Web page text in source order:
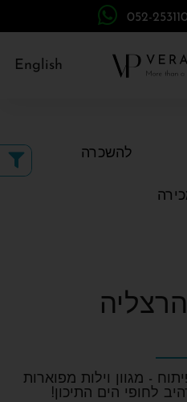
English
להשכרה
- מגוון וילות מפוארות
לחופי הים התיכון!